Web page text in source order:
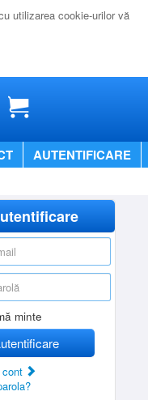
utilizarea cookie-urilor vă
AUTENTIFICARE
utilizator
minte
cont